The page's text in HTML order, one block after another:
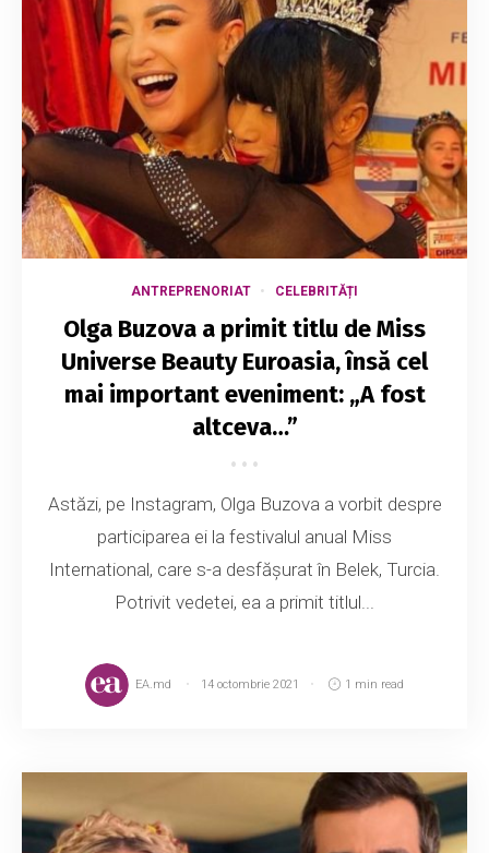
ANTREPRENORIAT CELEBRITĂȚI
Olga Buzova a primit titlu de Miss
Universe Beauty Euroasia, însă cel
mai important eveniment: „A fost
altceva…”
Astăzi, pe Instagram, Olga Buzova a vorbit despre
participarea ei la festivalul anual Miss
International, care s-a desfășurat în Belek, Turcia.
Potrivit vedetei, ea a primit titlul...
EA.md 14 octombrie 2021 1 min read